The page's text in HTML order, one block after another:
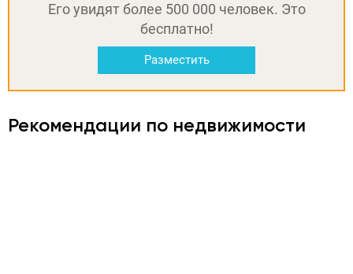
Его увидят более 500 000 человек. Это
бесплатно!
Разместить
Рекомендации по недвижимости